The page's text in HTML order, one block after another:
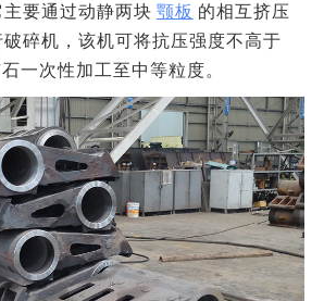
要通过动静两块 颚板 的相互挤压
碎机，该机可将抗压强度不高于
一次性加工至中等粒度。